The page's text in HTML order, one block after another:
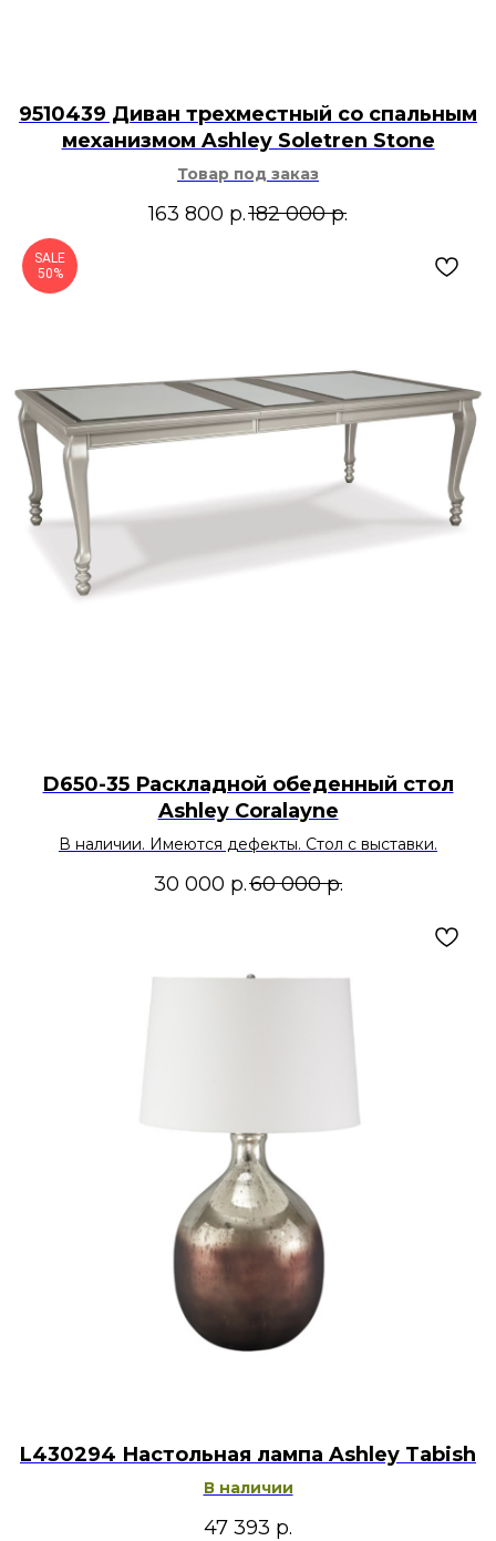
9510439 Диван трехместный со спальным
механизмом Ashley Soletren Stone
Товар под заказ
163 800 р.182 000 р.
SALE
50%
D650-35 Раскладной обеденный стол
Ashley Coralayne
В наличии. Имеются дефекты. Стол с выставки.
30 000 р.60 000 р.
L430294 Настольная лампа Ashley Tabish
В наличии
47 393 р.